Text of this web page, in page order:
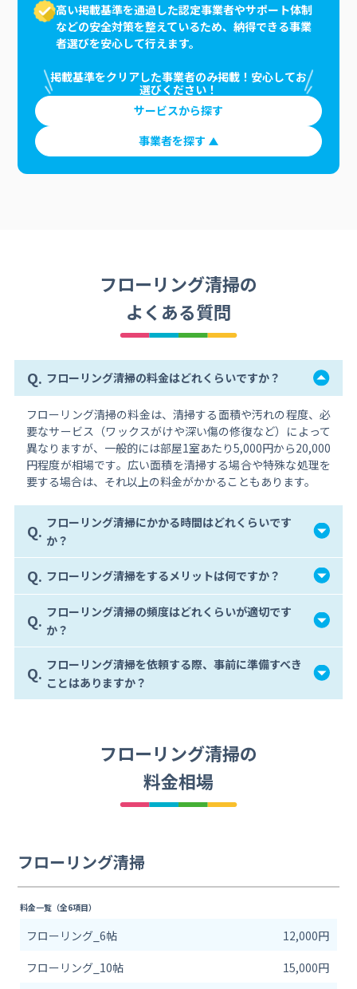
高い掲載基準を通過した認定事業者やサポート体制
などの安全対策を整えているため、納得できる事業
者選びを安心して行えます。
掲載基準をクリアした事業者のみ掲載！安心してお
選びください！
サービスから探す
事業者を探す
フローリング清掃の
よくある質問
Q. フローリング清掃の料金はどれくらいですか？
フローリング清掃の料金は、清掃する面積や汚れの程度、必
要なサービス（ワックスがけや深い傷の修復など）によって
異なりますが、一般的には部屋1室あたり5,000円から20,000
円程度が相場です。広い面積を清掃する場合や特殊な処理を
要する場合は、それ以上の料金がかかることもあります。
Q. フローリング清掃にかかる時間はどれくらいです
か？
Q. フローリング清掃をするメリットは何ですか？
Q. フローリング清掃の頻度はどれくらいが適切です
か？
Q. フローリング清掃を依頼する際、事前に準備すべき
ことはありますか？
フローリング清掃の
料金相場
フローリング清掃
料金一覧（全6項目）
フローリング_6帖
12,000円
フローリング_10帖
15,000円